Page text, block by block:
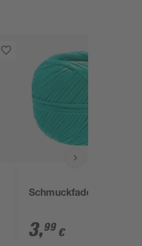
Schmuckfaden 60 m
3,99 €